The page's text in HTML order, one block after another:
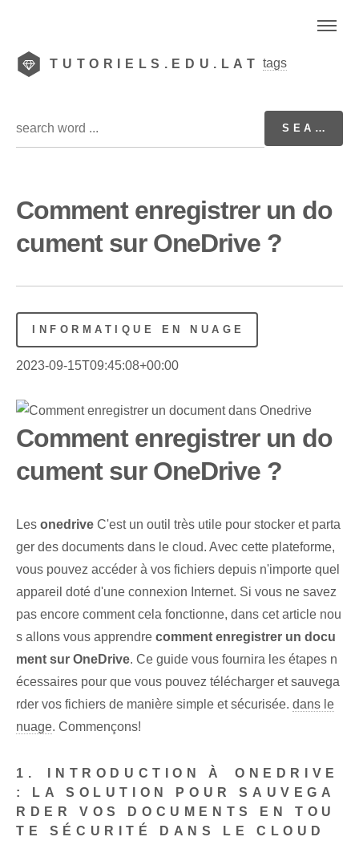
TUTORIELS.EDU.LAT tags
Comment enregistrer un do
cument sur OneDrive ?
INFORMATIQUE EN NUAGE
2023-09-15T09:45:08+00:00
Comment enregistrer un do
cument sur OneDrive ?
Les onedrive C'est un outil très utile pour stocker et parta
ger des documents dans le cloud. Avec cette ‌plateforme,
vous pouvez accéder à vos ⁤fichiers depuis⁣ n'importe quel
appareil doté d'une connexion Internet. Si vous ne savez
pas encore comment cela fonctionne, dans cet article nou
s allons vous apprendre comment⁤ enregistrer un docu
ment sur OneDrive. Ce guide vous fournira les ⁢étapes n
écessaires‌ pour que vous ⁤pouvez télécharger et sauvega
rder vos⁤ fichiers de manière simple et sécurisée. dans le
nuage. Commençons!
1.⁣ INTRODUCTION À ⁣ONEDRIVE
: LA SOLUTION POUR SAUVEGA
RDER VOS DOCUMENTS‍ EN TOU
TE SÉCURITÉ DANS LE CLOUD